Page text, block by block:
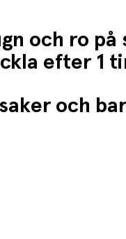
och ro
efter 1
och